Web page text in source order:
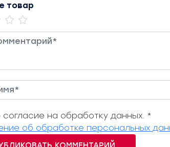
товар
на обработку данных. *
об обработке персональных